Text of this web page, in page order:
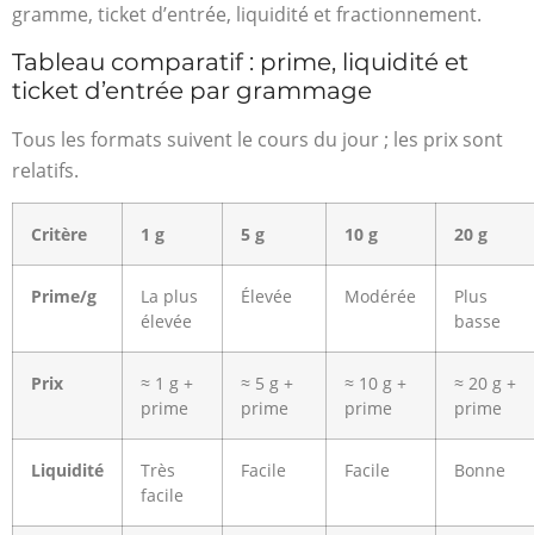
gramme, ticket d’entrée, liquidité et fractionnement.
Tableau comparatif : prime, liquidité et
ticket d’entrée par grammage
Tous les formats suivent le cours du jour ; les prix sont
relatifs.
Critère 1 g 5 g 10 g 20 g
Prime/g
La plus
élevée
Élevée Modérée
Plus
basse
Prix
≈ 1 g +
prime
≈ 5 g +
prime
≈ 10 g +
prime
≈ 20 g +
prime
Liquidité
Très
facile
Facile Facile Bonne